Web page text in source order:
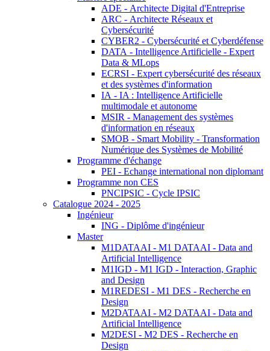
ADE - Architecte Digital d'Entreprise
ARC - Architecte Réseaux et
Cybersécurité
CYBER2 - Cybersécurité et Cyberdéfense
DATA - Intelligence Artificielle - Expert
Data & MLops
ECRSI - Expert cybersécurité des réseaux
et des systèmes d'information
IA - IA : Intelligence Artificielle
multimodale et autonome
MSIR - Management des systèmes
d'information en réseaux
SMOB - Smart Mobility - Transformation
Numérique des Systèmes de Mobilité
Programme d'échange
PEI - Echange international non diplomant
Programme non CES
PNCIPSIC - Cycle IPSIC
Catalogue 2024 - 2025
Ingénieur
ING - Diplôme d'ingénieur
Master
M1DATAAI - M1 DATAAI - Data and
Artificial Intelligence
M1IGD - M1 IGD - Interaction, Graphic
and Design
M1REDESI - M1 DES - Recherche en
Design
M2DATAAI - M2 DATAAI - Data and
Artificial Intelligence
M2DESI - M2 DES - Recherche en
Design